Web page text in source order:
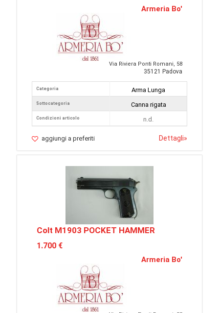
Armeria Bo'
Via Riviera Ponti Romani, 58
35121 Padova
Categoria
Sottocategoria
Condizioni articolo
Arma Lunga
Canna rigata
n.d.
aggiungi a preferiti Dettagli»
Colt M1903 POCKET HAMMER
1.700 €
Armeria Bo'